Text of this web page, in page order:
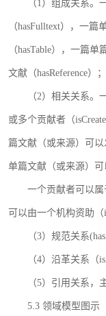
（1）组成关系
（hasFulltext），一
（hasTable），一篇
文献（hasReference）；
（2）相关关系
或多个贡献者（
篇文献（或来源）可
单篇文献（或来源）可
一个贡献者可以
可以由一个机构资助（
（3）规范关系
（4）沿革关系
（5）引用关系，
5.3 领域模型图示